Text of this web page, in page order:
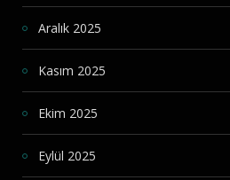
Aralık 2025
Kasım 2025
Ekim 2025
Eylül 2025